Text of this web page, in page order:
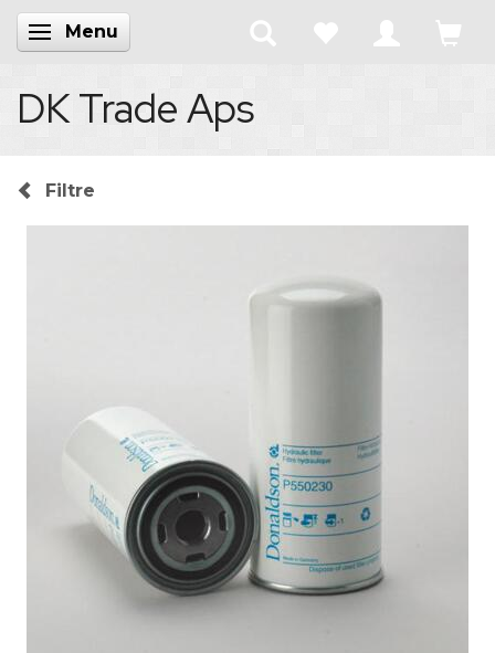
Skifte navigation
Menu
DK Trade Aps
Filtre